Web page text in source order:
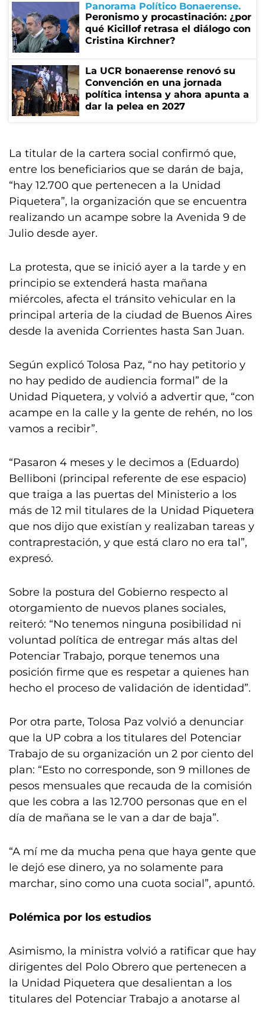
Panorama Político Bonaerense
Peronismo y procastinación: ¿por
qué Kicillof retrasa el diálogo con
Cristina Kirchner?
La UCR bonaerense renovó su
Convención en una jornada
política intensa y ahora apunta a
dar la pelea en 2027
La titular de la cartera social confirmó que,
entre los beneficiarios que se darán de baja,
“hay 12.700 que pertenecen a la Unidad
Piquetera”, la organización que se encuentra
realizando un acampe sobre la Avenida 9 de
Julio desde ayer.
La protesta, que se inició ayer a la tarde y en
principio se extenderá hasta mañana
miércoles, afecta el tránsito vehicular en la
principal arteria de la ciudad de Buenos Aires
desde la avenida Corrientes hasta San Juan.
Según explicó Tolosa Paz, “no hay petitorio y
no hay pedido de audiencia formal” de la
Unidad Piquetera, y volvió a advertir que, “con
acampe en la calle y la gente de rehén, no los
vamos a recibir”.
“Pasaron 4 meses y le decimos a (Eduardo)
Belliboni (principal referente de ese espacio)
que traiga a las puertas del Ministerio a los
más de 12 mil titulares de la Unidad Piquetera
que nos dijo que existían y realizaban tareas y
contraprestación, y que está claro no era tal”,
expresó.
Sobre la postura del Gobierno respecto al
otorgamiento de nuevos planes sociales,
reiteró: “No tenemos ninguna posibilidad ni
voluntad política de entregar más altas del
Potenciar Trabajo, porque tenemos una
posición firme que es respetar a quienes han
hecho el proceso de validación de identidad”.
Por otra parte, Tolosa Paz volvió a denunciar
que la UP cobra a los titulares del Potenciar
Trabajo de su organización un 2 por ciento del
plan: “Esto no corresponde, son 9 millones de
pesos mensuales que recauda de la comisión
que les cobra a las 12.700 personas que en el
día de mañana se le van a dar de baja”.
“A mí me da mucha pena que haya gente que
le dejó ese dinero, ya no solamente para
marchar, sino como una cuota social”, apuntó.
Polémica por los estudios
Asimismo, la ministra volvió a ratificar que hay
dirigentes del Polo Obrero que pertenecen a
la Unidad Piquetera que desalientan a los
titulares del Potenciar Trabajo a anotarse al